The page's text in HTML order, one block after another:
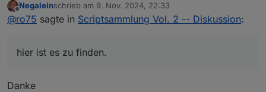
Ro75.
Offline
Negaleinschrieb am 9. Nov. 2024, 22:33
zuletzt editiert von
@ro75 sagte in Scriptsammlung Vol. 2 -- Diskussion:
hier ist es zu finden.
Danke